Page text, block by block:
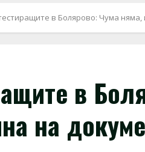
в Болярово: Чума
в
на